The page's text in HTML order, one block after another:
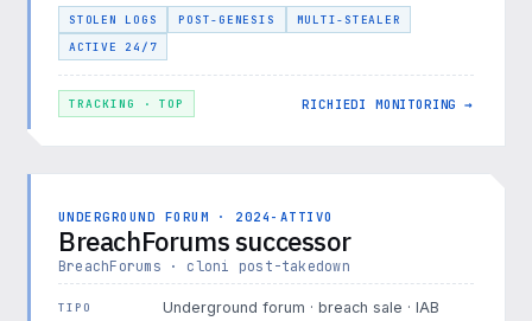
STOLEN LOGS POST-GENESIS
MULTI-STEALER
ACTIVE 24/7
TRACKING · TOP RICHIEDI MONITORING →
UNDERGROUND FORUM · 2024-ATTIVO
BreachForums successor
BreachForums · cloni post-takedown
TIPO Underground forum · breach sale · IAB